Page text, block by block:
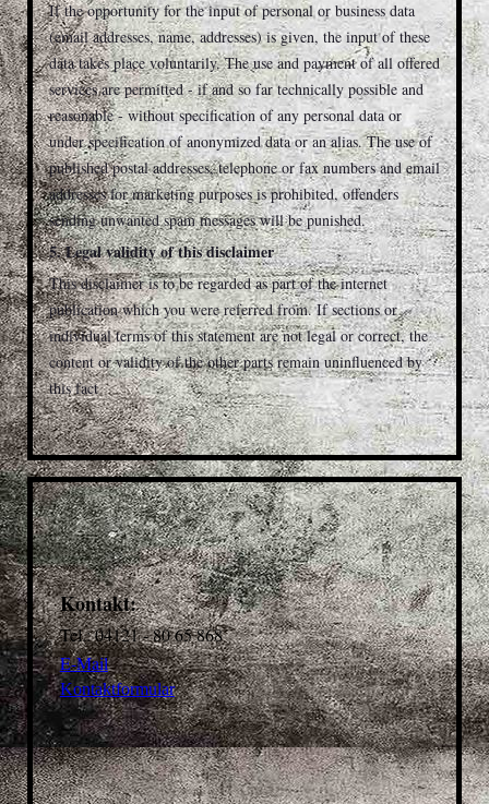
If the opportunity for the input of personal or business data
(email addresses, name, addresses) is given, the input of these
data takes place voluntarily. The use and payment of all offered
services are permitted - if and so far technically possible and
reasonable - without specification of any personal data or
under specification of anonymized data or an alias. The use of
published postal addresses, telephone or fax numbers and email
addresses for marketing purposes is prohibited, offenders
sending unwanted spam messages will be punished.
5. Legal validity of this disclaimer
This disclaimer is to be regarded as part of the internet
publication which you were referred from. If sections or
individual terms of this statement are not legal or correct, the
content or validity of the other parts remain uninfluenced by
this fact
Kontakt:
Tel.: 04121 - 80 65 868
E-Mail
Kontaktformular